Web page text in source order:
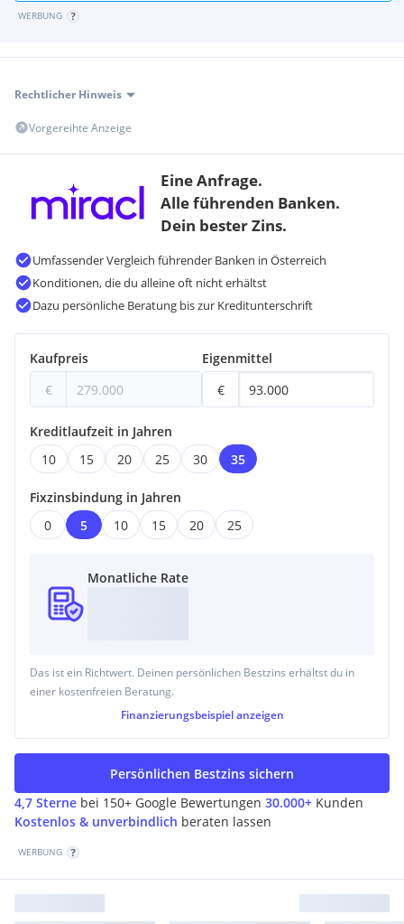
WERBUNG
Rechtlicher Hinweis
Vorgereihte Anzeige
Eine Anfrage.
Alle führenden Banken.
Dein bester Zins.
Umfassender Vergleich führender Banken in Österreich
Konditionen, die du alleine oft nicht erhältst
Dazu persönliche Beratung bis zur Kreditunterschrift
Kaufpreis
€
Eigenmittel
€
Kreditlaufzeit in Jahren
10
15 20 25 30 35
Fixzinsbindung in Jahren
0
5 10 15 20 25
Monatliche Rate
Das ist ein Richtwert. Deinen persönlichen Bestzins erhältst du in
einer kostenfreien Beratung.
Finanzierungsbeispiel anzeigen
4,7 Sterne bei 150+ Google Bewertungen 30.000+ Kunden
Kostenlos & unverbindlich beraten lassen
Persönlichen Bestzins sichern
WERBUNG